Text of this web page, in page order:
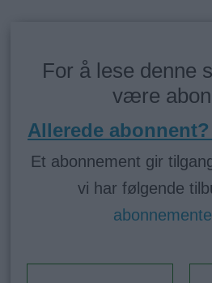
For å lese denne
være
Allerede
Et abonnement gir
vi har følgende